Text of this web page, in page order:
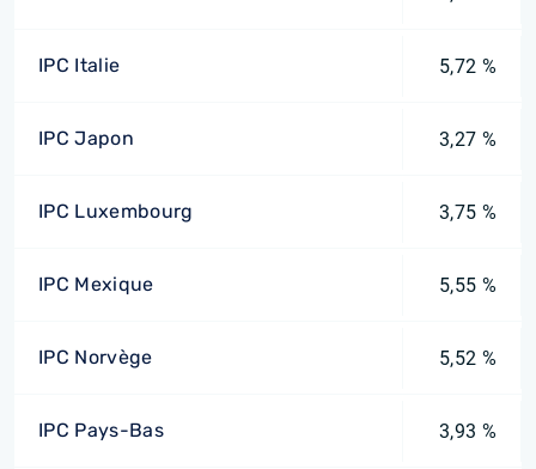
IPC Italie 5,72 %
IPC Japon 3,27 %
IPC Luxembourg 3,75 %
IPC Mexique 5,55 %
IPC Norvège 5,52 %
IPC Pays-Bas 3,93 %